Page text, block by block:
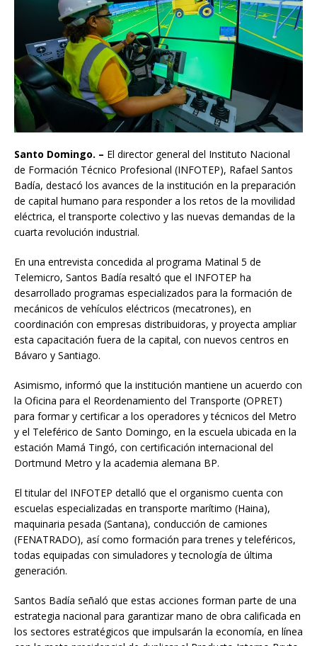
Santo Domingo. – El director general del Instituto Nacional
de Formación Técnico Profesional (INFOTEP), Rafael Santos
Badía, destacó los avances de la institución en la preparación
de capital humano para responder a los retos de la movilidad
eléctrica, el transporte colectivo y las nuevas demandas de la
cuarta revolución industrial.
En una entrevista concedida al programa Matinal 5 de
Telemicro, Santos Badía resaltó que el INFOTEP ha
desarrollado programas especializados para la formación de
mecánicos de vehículos eléctricos (mecatrones), en
coordinación con empresas distribuidoras, y proyecta ampliar
esta capacitación fuera de la capital, con nuevos centros en
Bávaro y Santiago.
Asimismo, informó que la institución mantiene un acuerdo con
la Oficina para el Reordenamiento del Transporte (OPRET)
para formar y certificar a los operadores y técnicos del Metro
y el Teleférico de Santo Domingo, en la escuela ubicada en la
estación Mamá Tingó, con certificación internacional del
Dortmund Metro y la academia alemana BP.
El titular del INFOTEP detalló que el organismo cuenta con
escuelas especializadas en transporte marítimo (Haina),
maquinaria pesada (Santana), conducción de camiones
(FENATRADO), así como formación para trenes y teleféricos,
todas equipadas con simuladores y tecnología de última
generación.
Santos Badía señaló que estas acciones forman parte de una
estrategia nacional para garantizar mano de obra calificada en
los sectores estratégicos que impulsarán la economía, en línea